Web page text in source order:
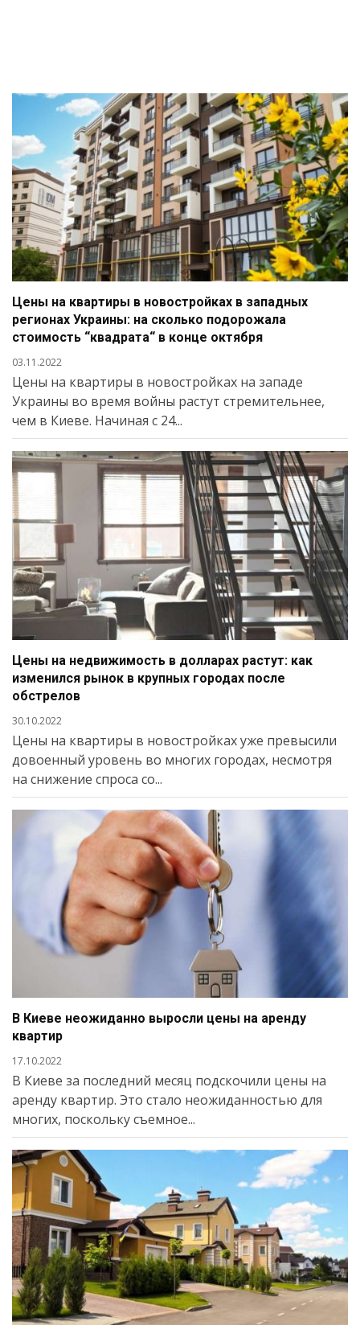
Цены на квартиры в новостройках в западных
регионах Украины: на сколько подорожала
стоимость “квадрата“ в конце октября
03.11.2022
Цены на квартиры в новостройках на западе
Украины во время войны растут стремительнее,
чем в Киеве. Начиная с 24...
Цены на недвижимость в долларах растут: как
изменился рынок в крупных городах после
обстрелов
30.10.2022
Цены на квартиры в новостройках уже превысили
довоенный уровень во многих городах, несмотря
на снижение спроса со...
В Киеве неожиданно выросли цены на аренду
квартир
17.10.2022
В Киеве за последний месяц подскочили цены на
аренду квартир. Это стало неожиданностью для
многих, поскольку съемное...